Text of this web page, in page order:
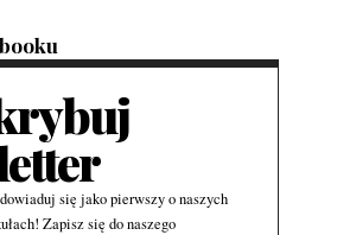
się jako pierwszy o naszych
Zapisz się do naszego